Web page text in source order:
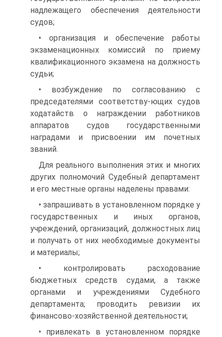
надлежащего обеспечения деятельности
судов;
• организация и обеспечение работы
экзаменационных комиссий по приему
квалификационного экзамена на должность
судьи;
• возбуждение по согласованию с
председателями соответству-ющих судов
ходатайств о награждении работников
аппаратов судов государственными
наградами и присвоении им почетных
званий.
Для реального выполнения этих и многих
других полномочий Судебный департамент
и его местные органы наделены правами:
• запрашивать в установленном порядке у
государственных и иных органов,
учреждений, организаций, должностных лиц
и получать от них необходимые документы
и материалы;
• контролировать расходование
бюджетных средств судами, а также
органами и учреждениями Судебного
департамента; проводить ревизии их
финансово-хозяйственной деятельности;
• привлекать в установленном порядке